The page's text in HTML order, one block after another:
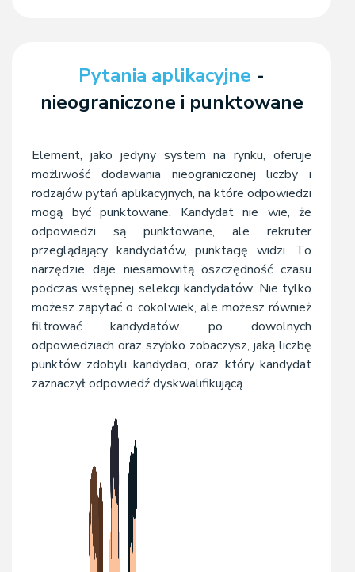
Pytania aplikacyjne -
nieograniczone i punktowane
Element, jako jedyny system na rynku, oferuje
możliwość dodawania nieograniczonej liczby i
rodzajów pytań aplikacyjnych, na które odpowiedzi
mogą być punktowane. Kandydat nie wie, że
odpowiedzi są punktowane, ale rekruter
przeglądający kandydatów, punktację widzi. To
narzędzie daje niesamowitą oszczędność czasu
podczas wstępnej selekcji kandydatów. Nie tylko
możesz zapytać o cokolwiek, ale możesz również
filtrować kandydatów po dowolnych
odpowiedziach oraz szybko zobaczysz, jaką liczbę
punktów zdobyli kandydaci, oraz który kandydat
zaznaczył odpowiedź dyskwalifikującą.